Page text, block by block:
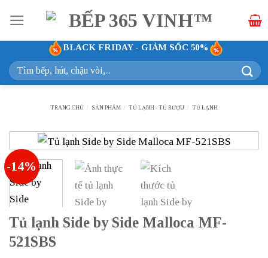
qua
nội
dung
BLACK FRIDAY - GIẢM SỐC 50%
Tìm
kiếm:
TRANG CHỦ / SẢN PHẨM / TỦ LẠNH - TỦ RƯỢU / TỦ LẠNH
-14%
Tủ lạnh Side by Side Malloca MF-
521SBS